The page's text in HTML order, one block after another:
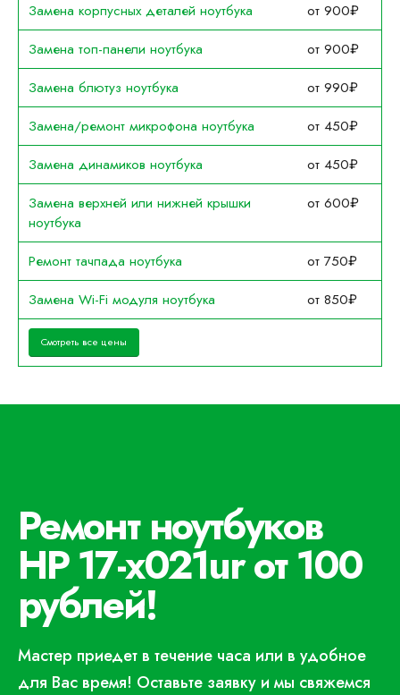
Замена корпусных деталей ноутбука
от 900₽
Замена топ-панели ноутбука
от 900₽
Замена блютуз ноутбука
от 990₽
Замена/ремонт микрофона ноутбука
от 450₽
Замена динамиков ноутбука
от 450₽
Замена верхней или нижней крышки
ноутбука
от 600₽
Ремонт тачпада ноутбука
от 750₽
Замена Wi-Fi модуля ноутбука
от 850₽
Смотреть все цены
Ремонт ноутбуков
HP 17-x021ur от 100
рублей!
Мастер приедет в течение часа или в удобное
для Вас время! Оставьте заявку и мы свяжемся